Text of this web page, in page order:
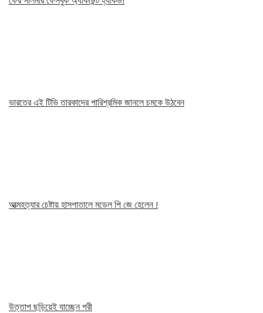
ভারতের এই টিভি তারকাদের পারিশ্রমিক জানলে চমকে উঠবেন
আত্মহত্যার চেষ্টায় হাসপাতালে মডেল পি জে হেলেন !
উত্তাপ ছড়িয়েই যাচ্ছেন পরী